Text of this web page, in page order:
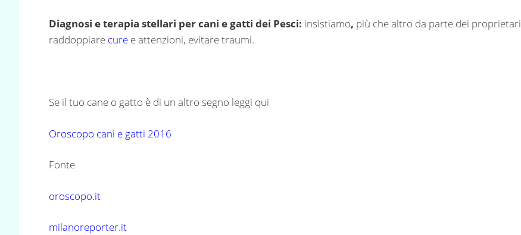
Diagnosi e terapia stellari per cani e gatti dei Pesci: insistiamo, più che altro da parte dei proprietari
raddoppiare cure e attenzioni, evitare traumi.
Se il tuo cane o gatto è di un altro segno leggi qui
Oroscopo cani e gatti 2016
Fonte
oroscopo.it
milanoreporter.it